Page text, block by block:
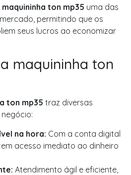
maquininha ton mp35 uma das
permitindo que os
seus lucros ao economizar
maquininha ton
ton mp35 traz diversas
na hora: Com a conta digital
acesso imediato ao dinheiro
Atendimento ágil e eficiente,